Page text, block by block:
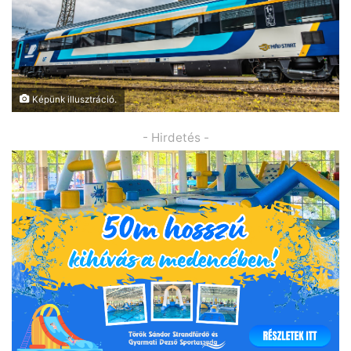
Képünk illusztráció.
- Hirdetés -